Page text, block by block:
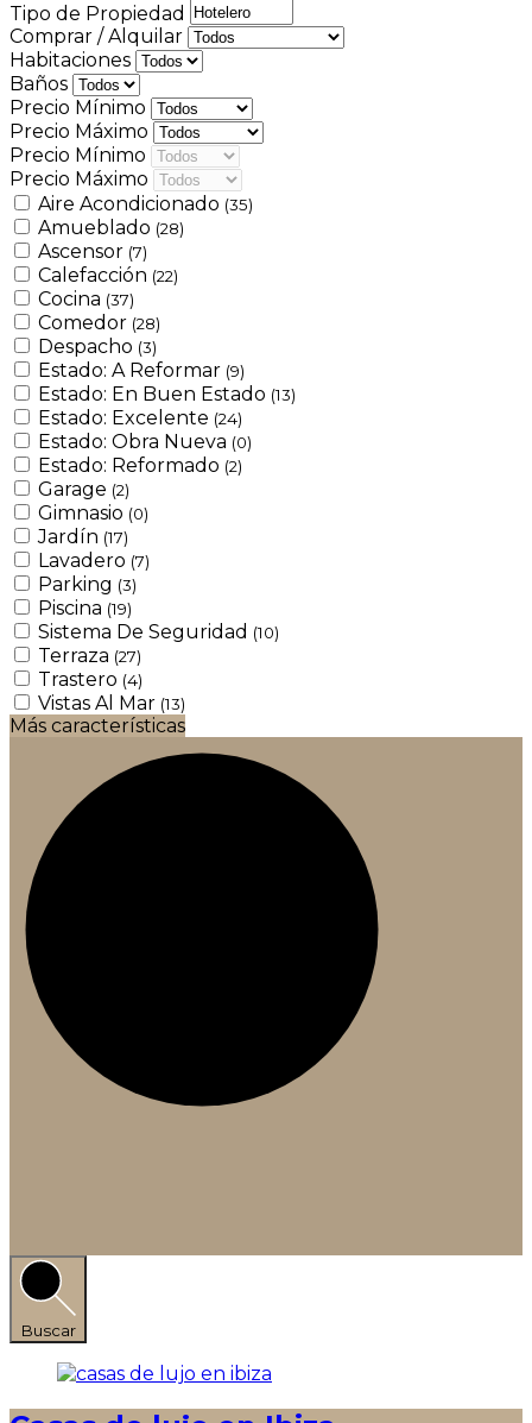
Tipo de Propiedad
Comprar / Alquilar
Habitaciones
Baños
Precio Mínimo
Precio Máximo
Precio Mínimo
Precio Máximo
Aire Acondicionado (35)
Amueblado (28)
Ascensor (7)
Calefacción (22)
Cocina (37)
Comedor (28)
Despacho (3)
Estado: A Reformar (9)
Estado: En Buen Estado (13)
Estado: Excelente (24)
Estado: Obra Nueva (0)
Estado: Reformado (2)
Garage (2)
Gimnasio (0)
Jardín (17)
Lavadero (7)
Parking (3)
Piscina (19)
Sistema De Seguridad (10)
Terraza (27)
Trastero (4)
Vistas Al Mar (13)
Más características
Buscar